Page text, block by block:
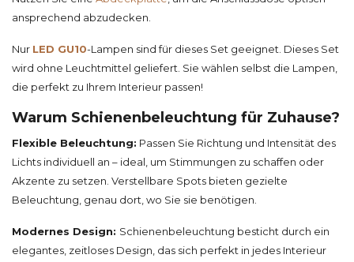
ansprechend abzudecken.
Nur LED GU10-Lampen sind für dieses Set geeignet. Dieses Set
wird ohne Leuchtmittel geliefert. Sie wählen selbst die Lampen,
die perfekt zu Ihrem Interieur passen!
Warum Schienenbeleuchtung für Zuhause?
Flexible Beleuchtung: Passen Sie Richtung und Intensität des
Lichts individuell an – ideal, um Stimmungen zu schaffen oder
Akzente zu setzen. Verstellbare Spots bieten gezielte
Beleuchtung, genau dort, wo Sie sie benötigen.
Modernes Design: Schienenbeleuchtung besticht durch ein
elegantes, zeitloses Design, das sich perfekt in jedes Interieur